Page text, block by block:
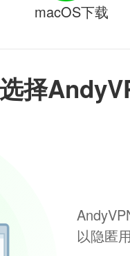
择
以隐匿
macOS下载